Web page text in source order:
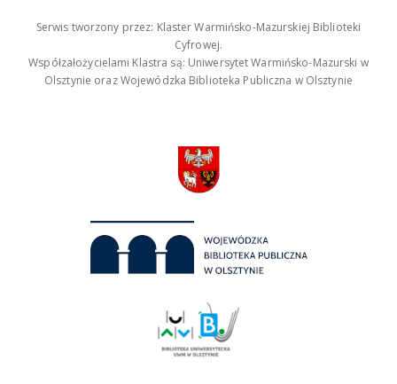
Serwis tworzony przez: Klaster Warmińsko-Mazurskiej Biblioteki
Cyfrowej.
Współzałożycielami Klastra są: Uniwersytet Warmińsko-Mazurski w
Olsztynie oraz Wojewódzka Biblioteka Publiczna w Olsztynie